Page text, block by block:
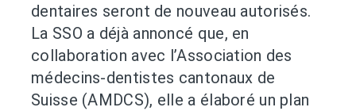
dentaires seront de nouveau autorisés.
La SSO a déjà annoncé que, en
collaboration avec l’Association des
médecins-dentistes cantonaux de
Suisse (AMDCS), elle a élaboré un plan